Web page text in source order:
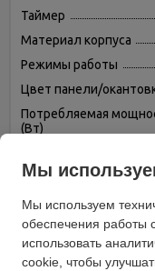
Таймер
Материал корпуса
Режимы работы
Цвет панели/
Потребляемая
(Вт)
всасывание
шума (дБ)
Интервальная работа
Цвет корпуса
Мы
Мы используем
обеспечения работы
использовать
cookie, чтобы